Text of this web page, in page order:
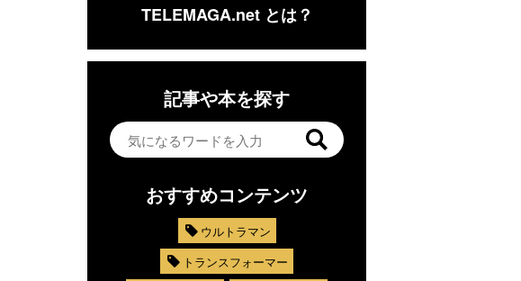
TELEMAGA.net とは？
記事や本を探す
おすすめコンテンツ
ウルトラマン
トランスフォーマー